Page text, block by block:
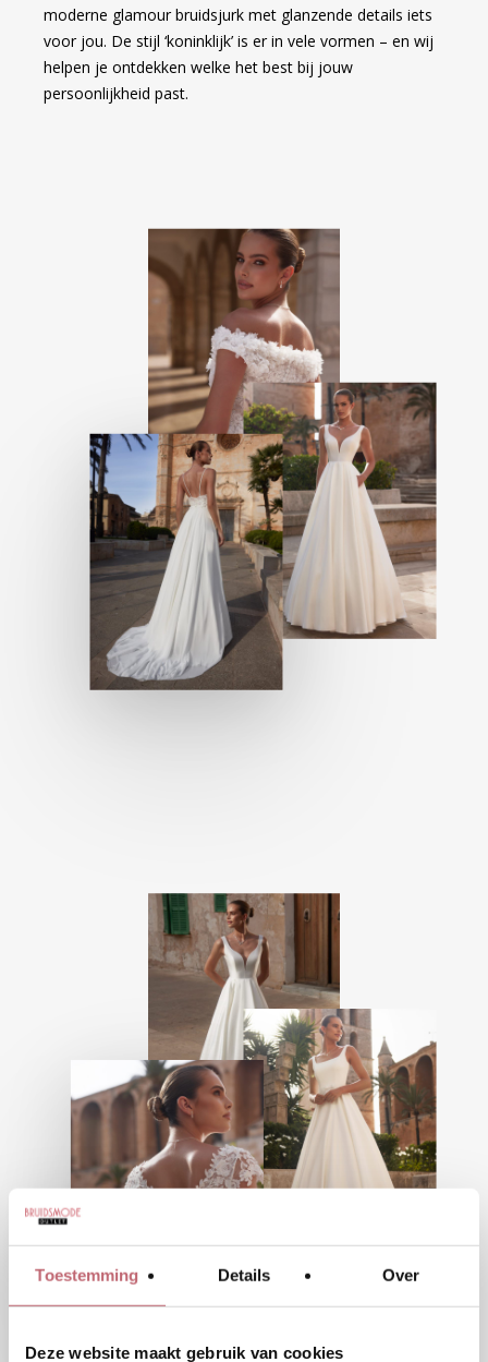
Toestemming Details Over
Deze website maakt gebruik van cookies
moderne glamour bruidsjurk met glanzende details iets
voor jou. De stijl ‘koninklijk’ is er in vele vormen – en wij
helpen je ontdekken welke het best bij jouw
persoonlijkheid past.